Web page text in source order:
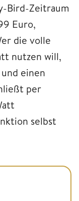
Bird-Zeitraum
Euro,
die volle
nutzen will,
einen
per
selbst